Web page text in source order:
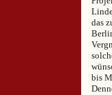
das
bis